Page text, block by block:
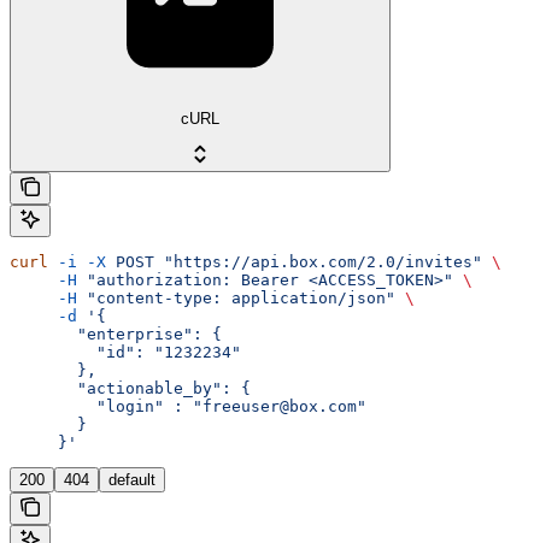
cURL
curl -i -X POST "https://api.box.com/2.0/invites"
\
     -H
"authorization: Bearer <ACCESS_TOKEN>"
\
     -H
"content-type: application/json"
\
     -d
'{
       "enterprise": {
         "id": "1232234"
       },
       "actionable_by": {
         "login" : "freeuser@box.com"
       }
     }'
200 404 default